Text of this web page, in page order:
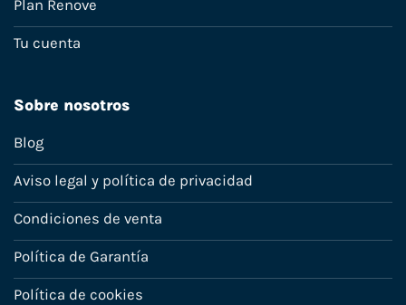
Plan Renove
Tu cuenta
Sobre nosotros
Blog
Aviso legal y política de privacidad
Condiciones de venta
Política de Garantía
Política de cookies